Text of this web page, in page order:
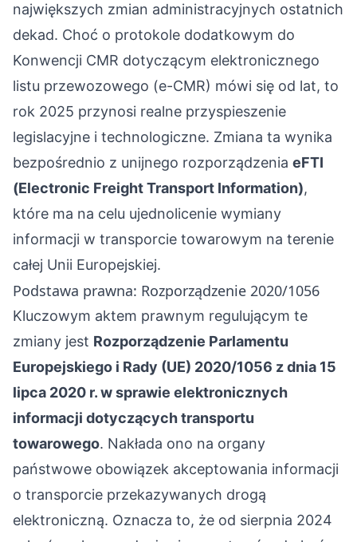
największych zmian administracyjnych ostatnich
dekad. Choć o protokole dodatkowym do
Konwencji CMR dotyczącym elektronicznego
listu przewozowego (e-CMR) mówi się od lat, to
rok 2025 przynosi realne przyspieszenie
legislacyjne i technologiczne. Zmiana ta wynika
bezpośrednio z unijnego rozporządzenia eFTI
(Electronic Freight Transport Information),
które ma na celu ujednolicenie wymiany
informacji w transporcie towarowym na terenie
całej Unii Europejskiej.
Podstawa prawna: Rozporządzenie 2020/1056
Kluczowym aktem prawnym regulującym te
zmiany jest Rozporządzenie Parlamentu
Europejskiego i Rady (UE) 2020/1056 z dnia 15
lipca 2020 r. w sprawie elektronicznych
informacji dotyczących transportu
towarowego. Nakłada ono na organy
państwowe obowiązek akceptowania informacji
o transporcie przekazywanych drogą
elektroniczną. Oznacza to, że od sierpnia 2024